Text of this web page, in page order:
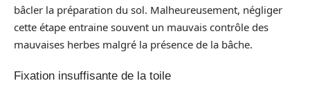
bâcler la préparation du sol. Malheureusement, négliger
cette étape entraine souvent un mauvais contrôle des
mauvaises herbes malgré la présence de la bâche.
Fixation insuffisante de la toile